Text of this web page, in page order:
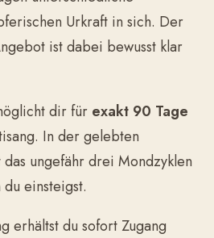
Urkraft in sich. Der
ist dabei bewusst klar
dir für exakt 90 Tage
In der gelebten
ungefähr drei Mondzyklen
einsteigst.
erhältst du sofort Zugang